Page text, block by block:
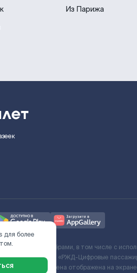
Из Парижа
партнёрами, в том числе с
и Договора ООО «РЖД-Цифровые
сбор. Итоговая цена отображена на
для более